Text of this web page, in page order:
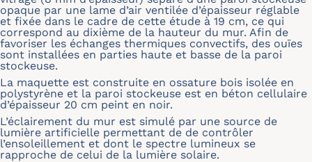
opaque par une lame d’air ventilée d’épaisseur réglable
et fixée dans le cadre de cette étude à 19 cm, ce qui
correspond au dixième de la hauteur du mur. Afin de
favoriser les échanges thermiques convectifs, des ouïes
sont installées en parties haute et basse de la paroi
stockeuse.
La maquette est construite en ossature bois isolée en
polystyrène et la paroi stockeuse est en béton cellulaire
d’épaisseur 20 cm peint en noir.
L’éclairement du mur est simulé par une source de
lumière artificielle permettant de de contrôler
l’ensoleillement et dont le spectre lumineux se
rapproche de celui de la lumière solaire.